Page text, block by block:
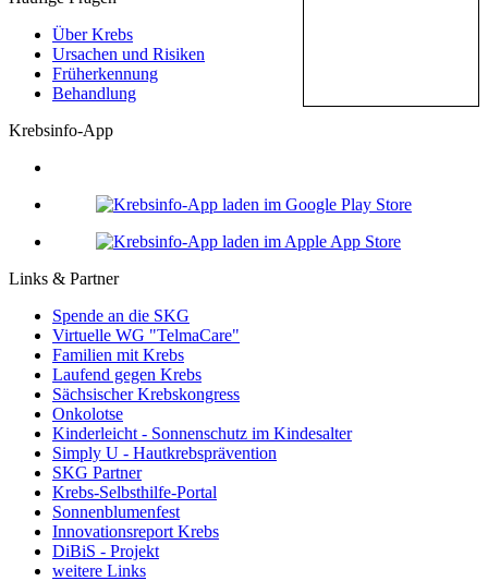
Über Krebs
Ursachen und Risiken
Früherkennung
Behandlung
Krebsinfo-App
Links & Partner
Spende an die SKG
Virtuelle WG "TelmaCare"
Familien mit Krebs
Laufend gegen Krebs
Sächsischer Krebskongress
Onkolotse
Kinderleicht - Sonnenschutz im Kindesalter
Simply U - Hautkrebsprävention
SKG Partner
Krebs-Selbsthilfe-Portal
Sonnenblumenfest
Innovationsreport Krebs
DiBiS - Projekt
weitere Links